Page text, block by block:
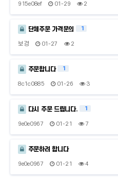
915e08ef 01-29 2
단체주문 가격문의 1
보경 01-27 2
주문합니다 1
8c1c0885 01-26 3
다시 주문 드립니다. 1
9e0e0967 01-21 7
주문하려 합니다
9e0e0967 01-21 4